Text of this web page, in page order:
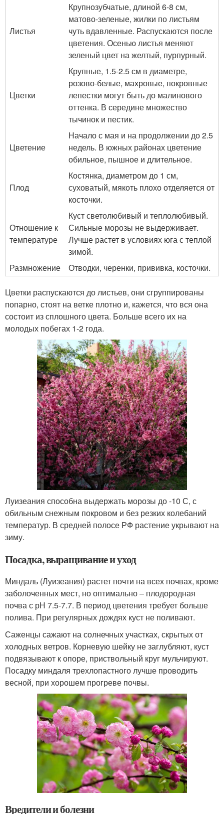
Листья
Крупнозубчатые, длиной 6-8 см,
матово-зеленые, жилки по листьям
чуть вдавленные. Распускаются после
цветения. Осенью листья меняют
зеленый цвет на желтый, пурпурный.
Цветки
Крупные, 1.5-2.5 см в диаметре,
розово-белые, махровые, покровные
лепестки могут быть до малинового
оттенка. В середине множество
тычинок и пестик.
Цветение
Начало с мая и на продолжении до 2.5
недель. В южных районах цветение
обильное, пышное и длительное.
Плод
Костянка, диаметром до 1 см,
суховатый, мякоть плохо отделяется от
косточки.
Отношение к
температуре
Куст светолюбивый и теплолюбивый.
Сильные морозы не выдерживает.
Лучше растет в условиях юга с теплой
зимой.
Размножение
Отводки, черенки, прививка, косточки.
Цветки распускаются до листьев, они сгруппированы
попарно, стоят на ветке плотно и, кажется, что вся она
состоит из сплошного цвета. Больше всего их на
молодых побегах 1-2 года.
Луизеания способна выдержать морозы до -10 С, с
обильным снежным покровом и без резких колебаний
температур. В средней полосе РФ растение укрывают на
зиму.
Посадка, выращивание и уход
Миндаль (Луизеания) растет почти на всех почвах, кроме
заболоченных мест, но оптимально – плодородная
почва с рН 7.5-7.7. В период цветения требует больше
полива. При регулярных дождях куст не поливают.
Саженцы сажают на солнечных участках, скрытых от
холодных ветров. Корневую шейку не заглубляют, куст
подвязывают к опоре, приствольный круг мульчируют.
Посадку миндаля трехлопастного лучше проводить
весной, при хорошем прогреве почвы.
Вредители и болезни